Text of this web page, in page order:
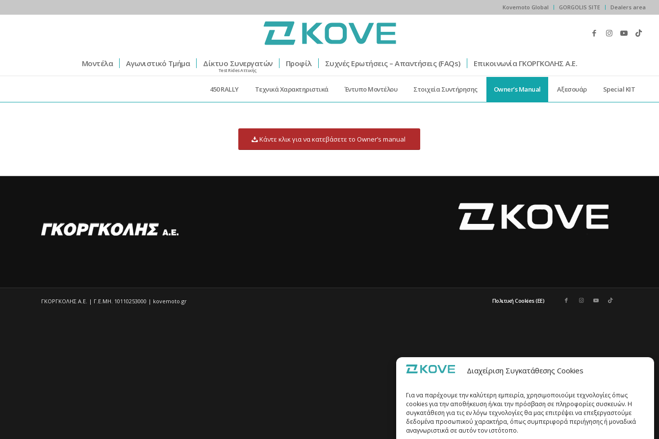
Διαχείριση Συγκατάθεσης Cookies
Για να παρέχουμε την καλύτερη εμπειρία, χρησιμοποιούμε τεχνολογίες όπως
cookies για την αποθήκευση ή/και την πρόσβαση σε πληροφορίες συσκευών. Η
συγκατάθεση για τις εν λόγω τεχνολογίες θα μας επιτρέψει να επεξεργαστούμε
δεδομένα προσωπικού χαρακτήρα, όπως συμπεριφορά περιήγησης ή μοναδικά
αναγνωριστικά σε αυτόν τον ιστότοπο.
Kovemoto Global GORGOLIS SITE Dealers area
Μοντέλα Αγωνιστικό Τμήμα Δίκτυο Συνεργατών
Test Rides Αττικής
Προφίλ Συχνές Ερωτήσεις – Απαντήσεις (FAQs) Επικοινωνία ΓΚΟΡΓΚΟΛΗΣ Α.Ε.
450 RALLY Τεχνικά Xαρακτηριστικά Έντυπο Μοντέλου Στοιχεία Συντήρησης Owner’s Manual Αξεσουάρ Special KIT
Κάντε κλικ για να κατεβάσετε το Owner’s manual
ΓΚΟΡΓΚΟΛΗΣ Α.Ε. | Γ.Ε.ΜΗ. 10110253000 | kovemoto.gr Πολιτική Cookies (ΕΕ)